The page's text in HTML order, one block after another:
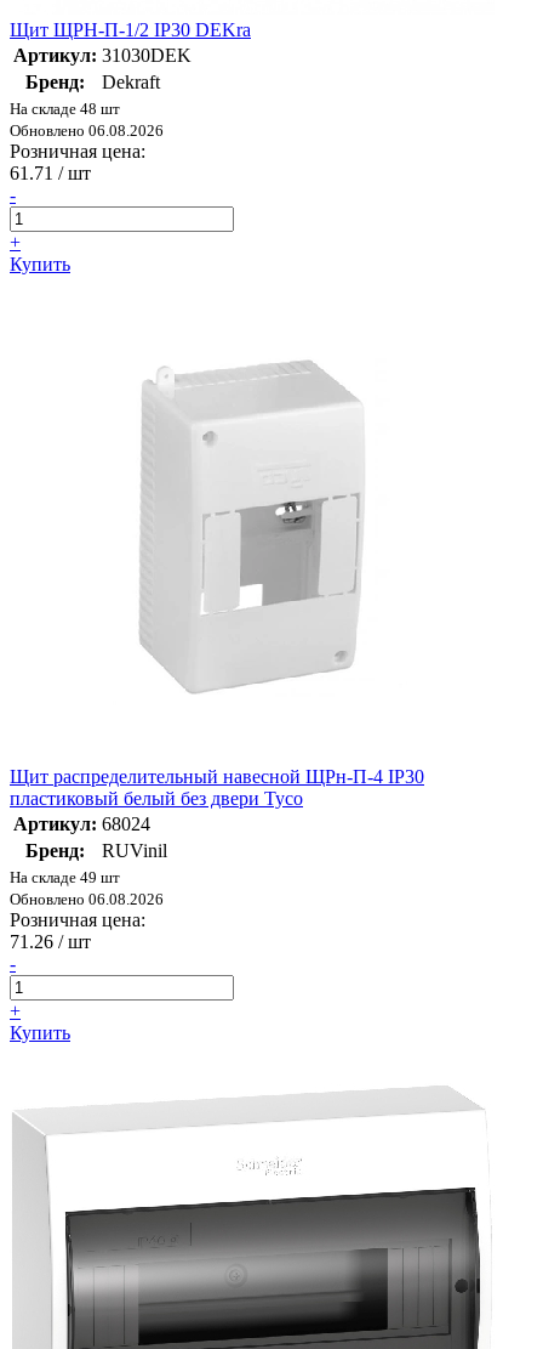
Щит ЩРН-П-1/2 IP30 DEKra
Артикул: 31030DEK
Бренд:
Dekraft
На складе 48 шт
Обновлено 06.08.2026
Розничная цена:
61.71 / шт
-
+
Купить
Щит распределительный навесной ЩРн-П-4 IP30
пластиковый белый без двери Тусо
Артикул: 68024
Бренд:
RUVinil
На складе 49 шт
Обновлено 06.08.2026
Розничная цена:
71.26 / шт
-
+
Купить